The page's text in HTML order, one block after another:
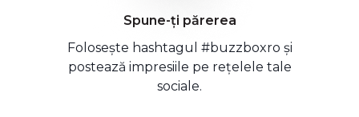
Spune-ți părerea
Folosește hashtagul #buzzboxro și
postează impresiile pe rețelele tale
sociale.